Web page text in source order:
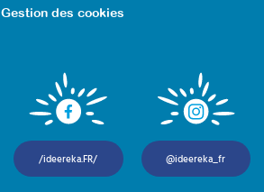
Gestion des cookies
/ideereka.FR/ @ideereka_fr